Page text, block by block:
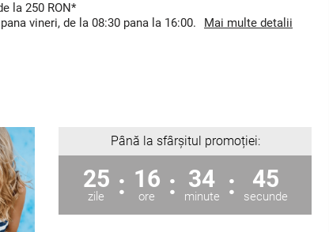
la 250 RON*
vineri, de la 08:30 pana la 16:00.
Mai multe detalii
Până la sfârșitul promoției:
25
zile : 16
ore : 34
minute : 44
secunde